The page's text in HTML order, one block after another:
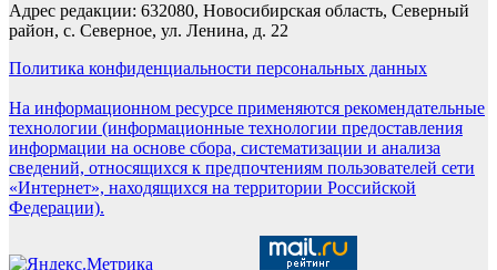
Адрес редакции: 632080, Новосибирская область, Северный
район, с. Северное, ул. Ленина, д. 22
Политика конфиденциальности персональных данных
На информационном ресурсе применяются рекомендательные
технологии (информационные технологии предоставления
информации на основе сбора, систематизации и анализа
сведений, относящихся к предпочтениям пользователей сети
«Интернет», находящихся на территории Российской
Федерации).